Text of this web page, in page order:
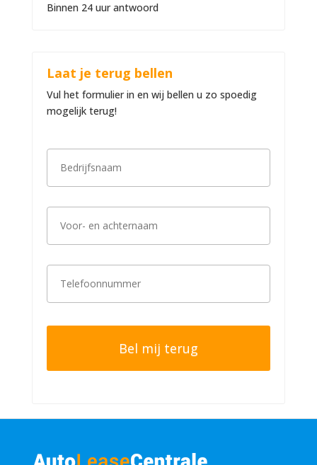
Binnen 24 uur antwoord
Laat je terug bellen
Vul het formulier in en wij bellen u zo spoedig
mogelijk terug!
B
r
j
n
*
V
r
e
c
n
*
T
e
o
e